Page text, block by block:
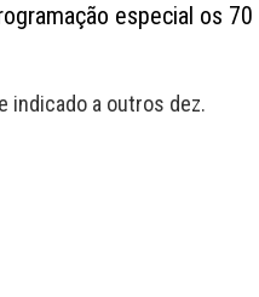
especial os 70
indicado a outros dez.